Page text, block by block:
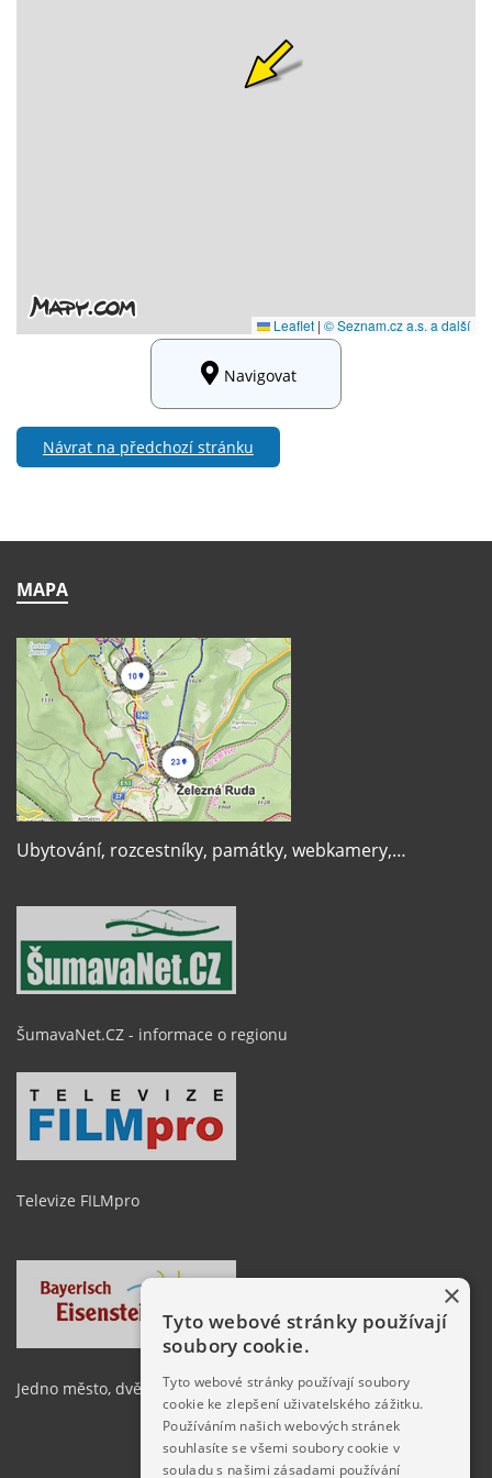
Navigovat
Návrat na předchozí stránku
MAPA
Ubytování, rozcestníky, památky, webkamery,…
ŠumavaNet.CZ - informace o regionu
Televize FILMpro
Jedno město, dvě země
×
Tyto webové stránky používají
soubory cookie.
Tyto webové stránky používají soubory
cookie ke zlepšení uživatelského zážitku.
Používáním našich webových stránek
souhlasíte se všemi soubory cookie v
souladu s našimi zásadami používání